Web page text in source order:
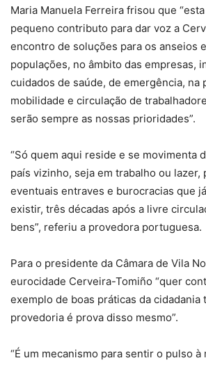
Maria Manuela Ferreira frisou que
pequeno contributo para dar voz a
encontro de soluções para os anseios
populações, no âmbito das empresas,
cuidados de saúde, de emergência, na
mobilidade e circulação de
serão sempre as nossas prioridades”.
“Só quem aqui reside e se movimenta
país vizinho, seja em trabalho ou lazer,
eventuais entraves e burocracias que
existir, três décadas após a livre
bens”, referiu a provedora portuguesa.
Para o presidente da Câmara de Vila
eurocidade Cerveira-Tomiño “quer
exemplo de boas práticas da
provedoria é prova disso mesmo”.
“É um mecanismo para sentir o pulso à